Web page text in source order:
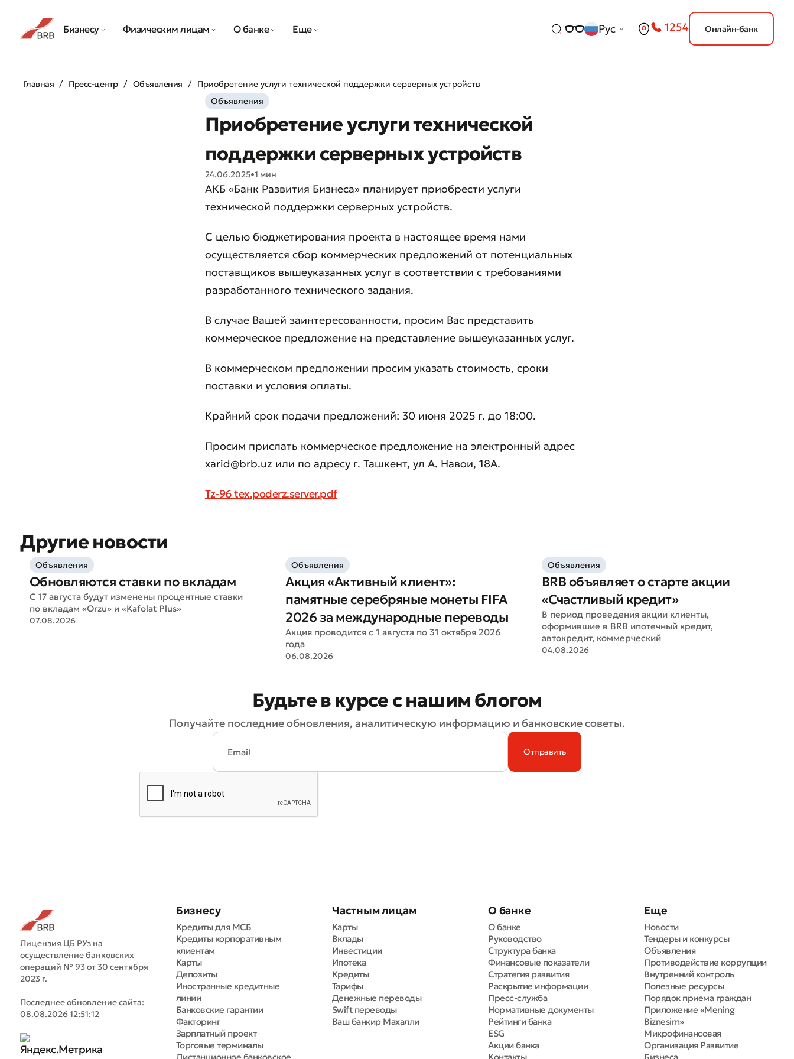
Бизнесу Физическим лицам О банке Еще Рус 1254 Онлайн-банк
Оцените качество обслуживания
Плохо Отлично
Главная Пресс-центр Объявления
Приобретение услуги технической поддержки серверных устройств
Объявления
Приобретение услуги технической
поддержки серверных устройств
24.06.2025•1 мин
АКБ «Банк Развития Бизнеса» планирует приобрести услуги
технической поддержки серверных устройств.
С целью бюджетирования проекта в настоящее время нами
осуществляется сбор коммерческих предложений от потенциальных
поставщиков вышеуказанных услуг в соответствии с требованиями
разработанного технического задания.
В случае Вашей заинтересованности, просим Вас представить
коммерческое предложение на представление вышеуказанных услуг.
В коммерческом предложении просим указать стоимость, сроки
поставки и условия оплаты.
Крайний срок подачи предложений: 30 июня 2025 г. до 18:00.
Просим прислать коммерческое предложение на электронный адрес
xarid@brb.uz или по адресу г. Ташкент, ул А. Навои, 18А.
Tz-96 tex.poderz.server.pdf
Другие новости
Объявления
Обновляются ставки по вкладам
С 17 августа будут изменены процентные ставки
по вкладам «Orzu» и «Kafolat Plus»
07.08.2026
Объявления
Акция «Активный клиент»:
памятные серебряные монеты FIFA
2026 за международные переводы
Акция проводится с 1 августа по 31 октября 2026
года
06.08.2026
Объявления
BRB объявляет о старте акции
«Счастливый кредит»
В период проведения акции клиенты,
оформившие в BRB ипотечный кредит,
автокредит, коммерческий
04.08.2026
Будьте в курсе с нашим блогом
Получайте последние обновления, аналитическую информацию и банковские советы.
Лицензия ЦБ РУз на
осуществление банковских
операций № 93 от 30 сентября
2023 г.
Последнее обновление сайта:
08.08.2026 12:51:12
Бизнесу
Кредиты для МСБ
Кредиты корпоративным
клиентам
Карты
Депозиты
Иностранные кредитные
линии
Банковские гарантии
Факторинг
Зарплатный проект
Торговые терминалы
Частным лицам
Карты
Вклады
Инвестиции
Ипотека
Кредиты
Тарифы
Денежные переводы
Swift переводы
Ваш банкир Махалли
О банке
О банке
Руководство
Структура банка
Финансовые показатели
Стратегия развития
Раскрытие информации
Пресс-служба
Нормативные документы
Рейтинги банка
ESG
Акции банка
Еще
Новости
Тендеры и конкурсы
Объявления
Противодействие коррупции
Внутренний контроль
Полезные ресурсы
Порядок приема граждан
Приложение «Mening
Biznesim»
Микрофинансовая
Организация Развитие